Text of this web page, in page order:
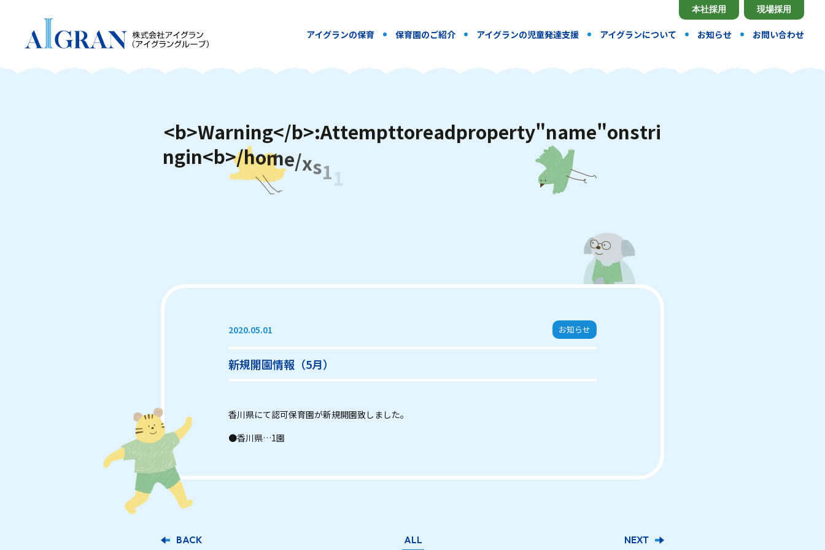
アイグランの保育 保育園のご紹介 アイグランの児童発達支援 アイグランについて お知らせ お問い合わせ
本社採用 現場採用
<b>Warning</b>:Attempttoreadproperty"name"onstri
ngin<b>/home/xs
2020.05.01 お知らせ
新規開園情報（5月）
香川県にて認可保育園が新規開園致しました。
●香川県…1園
BACK ALL NEXT